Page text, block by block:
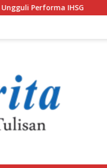
Gubernur Mirza